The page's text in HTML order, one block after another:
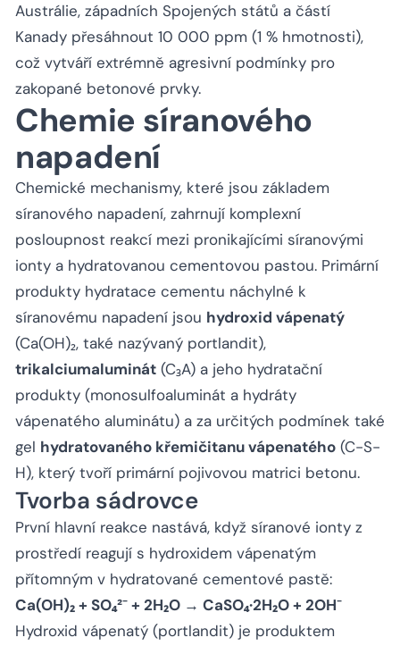
Austrálie, západních Spojených států a částí
Kanady přesáhnout 10 000 ppm (1 % hmotnosti),
což vytváří extrémně agresivní podmínky pro
zakopané betonové prvky.
Chemie síranového
napadení
Chemické mechanismy, které jsou základem
síranového napadení, zahrnují komplexní
posloupnost reakcí mezi pronikajícími síranovými
ionty a hydratovanou cementovou pastou. Primární
produkty hydratace cementu náchylné k
síranovému napadení jsou hydroxid vápenatý
(Ca(OH)₂, také nazývaný portlandit),
trikalciumaluminát (C₃A) a jeho hydratační
produkty (monosulfoaluminát a hydráty
vápenatého aluminátu) a za určitých podmínek také
gel hydratovaného křemičitanu vápenatého (C-S-
H), který tvoří primární pojivovou matrici betonu.
Tvorba sádrovce
První hlavní reakce nastává, když síranové ionty z
prostředí reagují s hydroxidem vápenatým
přítomným v hydratované cementové pastě:
Ca(OH)₂ + SO₄²⁻ + 2H₂O → CaSO₄·2H₂O + 2OH⁻
Hydroxid vápenatý (portlandit) je produktem